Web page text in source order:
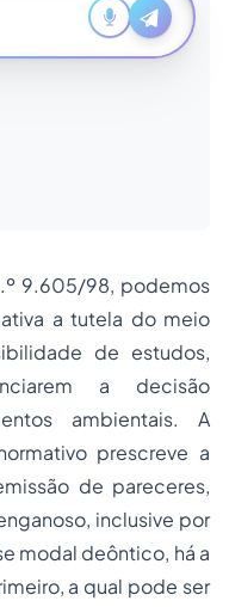
9.605/98, podemos
a tutela do meio
de estudos,
a decisão
ambientais. A
prescreve a
de pareceres,
inclusive por
modal deôntico, há a
a qual pode ser